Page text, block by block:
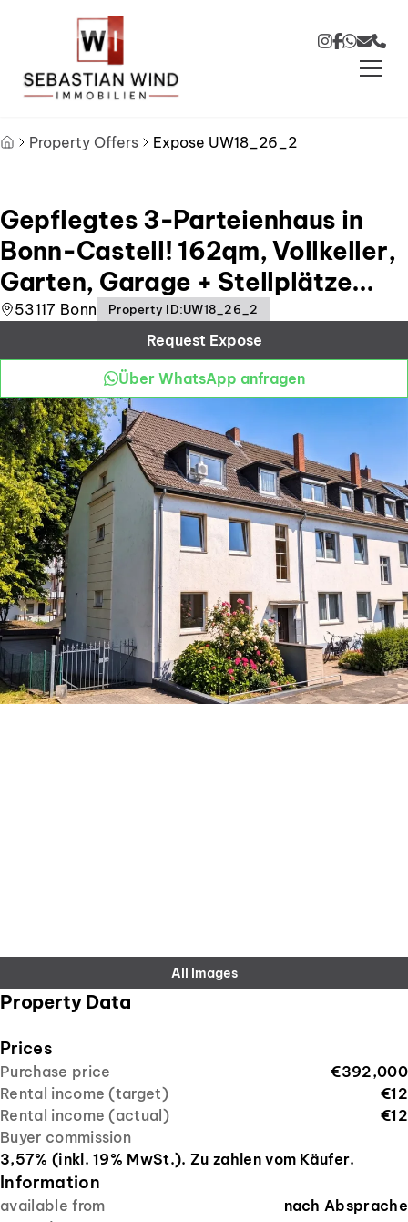
Skip to footer
Property Offers Expose UW18_26_2
Gepflegtes 3-Parteienhaus in
Bonn-Castell! 162qm, Vollkeller,
Garten, Garage + Stellplätze...
53117 Bonn Property ID:UW18_26_2
Request Expose
Über WhatsApp anfragen
All Images
Property Data
Prices
Purchase price
€392,000
Rental income (target)
€12
Rental income (actual)
€12
Buyer commission
3,57% (inkl. 19% MwSt.). Zu zahlen vom Käufer.
Information
available from
nach Absprache